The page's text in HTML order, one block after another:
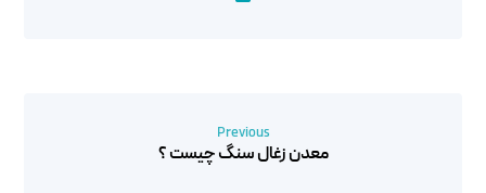
Previous
معدن زغال سنگ چیست ؟